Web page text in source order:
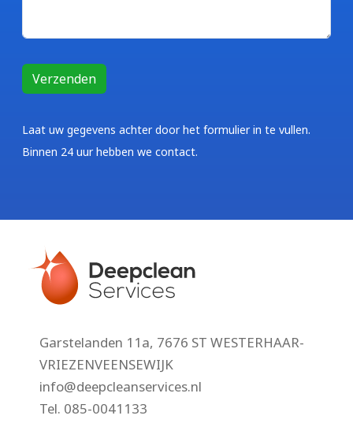
Laat uw gegevens achter door het formulier in te vullen.
Binnen 24 uur hebben we contact.
Garstelanden 11a, 7676 ST WESTERHAAR-
VRIEZENVEENSEWIJK
info@deepcleanservices.nl
Tel. 085-0041133